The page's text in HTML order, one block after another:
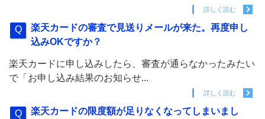
詳しく読む
楽天カードの審査で見送りメールが来た。再度申し
込みOKですか？
楽天カードに申し込みしたら、審査が通らなかったみたい
で「お申し込み結果のお知らせ...
詳しく読む
楽天カードの限度額が足りなくなってしまいまし